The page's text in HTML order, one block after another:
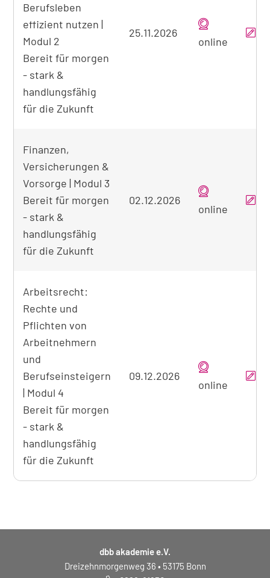
Berufsleben
effizient nutzen |
Modul 2
Bereit für morgen
- stark &
handlungsfähig
für die Zukunft
25.11.2026
online
Finanzen,
Versicherungen &
Vorsorge | Modul 3
Bereit für morgen
- stark &
handlungsfähig
für die Zukunft
02.12.2026
online
Arbeitsrecht:
Rechte und
Pflichten von
Arbeitnehmern
und
Berufseinsteigern
| Modul 4
Bereit für morgen
- stark &
handlungsfähig
für die Zukunft
09.12.2026
online
dbb akademie e.V.
Dreizehnmorgenweg 36 • 53175 Bonn